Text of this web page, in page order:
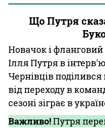
Що Путря
Новачок і
Ілля Путря в інтерв'ю
Чернівців
від переходу в
сезоні зіграє в
Важливо!Путря